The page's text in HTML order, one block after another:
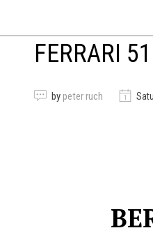
FERRARI
by peter ruch